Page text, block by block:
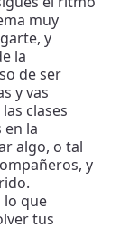
muy
y
la
de ser
y vas
clases
la
algo, o tal
y
lo que
tus